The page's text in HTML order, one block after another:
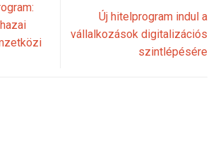
Új hitelprogram indul a
vállalkozások digitalizációs
szintlépésére